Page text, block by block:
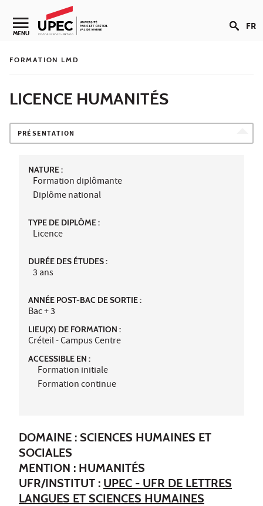
Aller au contenu
Navigation secondaire
MENU FR
FORMATION LMD
LICENCE HUMANITÉS
PRÉSENTATION
NATURE :
Formation diplômante
Diplôme national
TYPE DE DIPLÔME :
Licence
DURÉE DES ÉTUDES :
3 ans
ANNÉE POST-BAC DE SORTIE :
Bac + 3
LIEU(X) DE FORMATION :
Créteil - Campus Centre
ACCESSIBLE EN :
Formation initiale
Formation continue
DOMAINE : SCIENCES HUMAINES ET
SOCIALES
MENTION : HUMANITÉS
UFR/INSTITUT : UPEC - UFR DE LETTRES
LANGUES ET SCIENCES HUMAINES